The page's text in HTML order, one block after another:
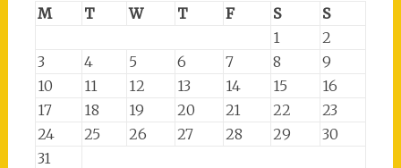
M
T W T F S
S
1
2
3
4 5 6 7 8
9
10
11 12 13 14 15
16
17
18 19 20 21 22
23
24
25 26 27 28 29
30
31